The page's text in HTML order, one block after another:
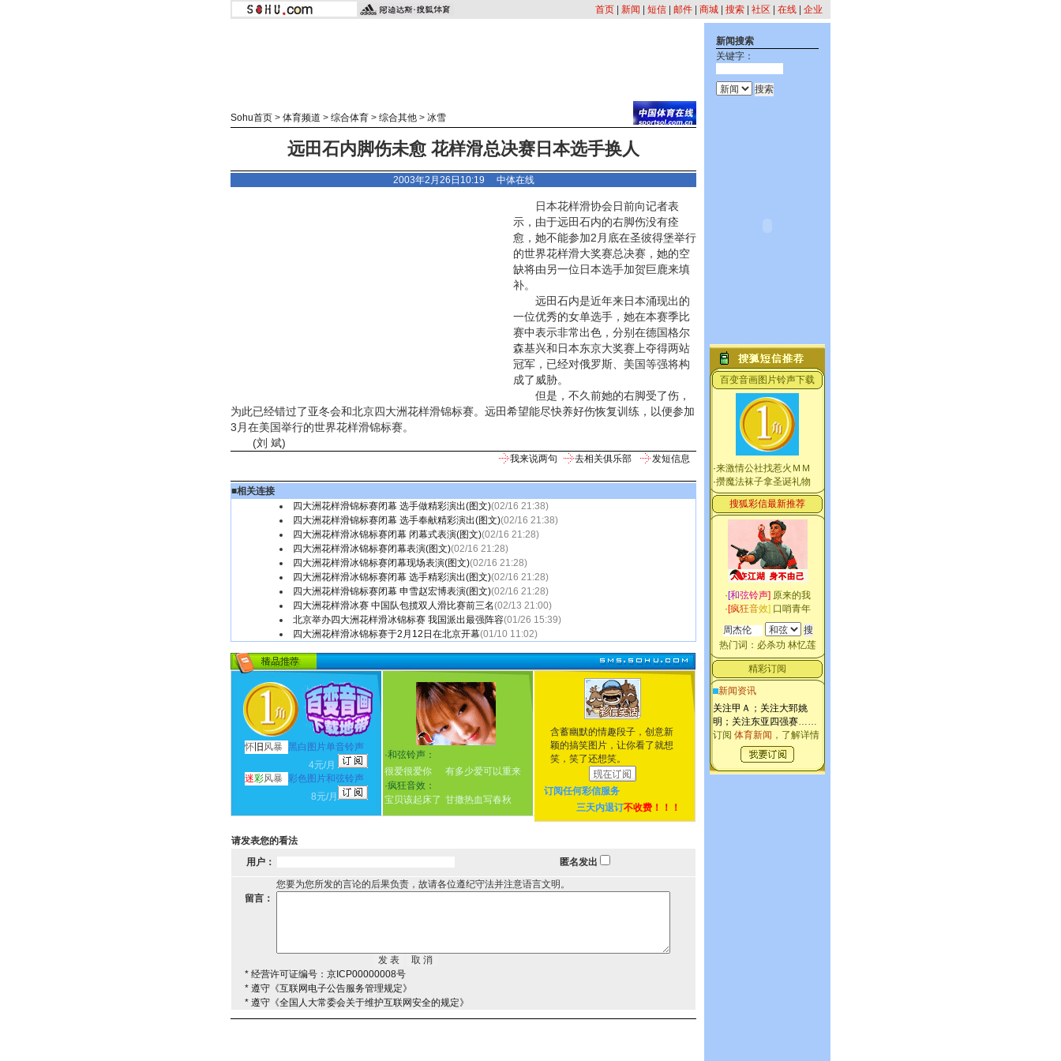
首页 新闻 短信 邮件 商城 搜索 社区 在线 企业
Sohu首页 > 体育频道 > 综合体育 > 综合其他 > 冰雪
远田石内脚伤未愈 花样滑总决赛日本选手换人
2003年2月26日10:19 中体在线
日本花样滑协会日前向记者表
示，由于远田石内的右脚伤没有痊
愈，她不能参加2月底在圣彼得堡举行
的世界花样滑大奖赛总决赛，她的空
缺将由另一位日本选手加贺巨鹿来填
补。
远田石内是近年来日本涌现出的
一位优秀的女单选手，她在本赛季比
赛中表示非常出色，分别在德国格尔
森基兴和日本东京大奖赛上夺得两站
冠军，已经对俄罗斯、美国等强将构
成了威胁。
但是，不久前她的右脚受了伤，
为此已经错过了亚冬会和北京四大洲花样滑锦标赛。远田希望能尽快养好伤恢复训练，以便参加
3月在美国举行的世界花样滑锦标赛。
(刘 斌)
我来说两句 去相关俱乐部 发短信息
■相关连接
四大洲花样滑锦标赛闭幕 选手做精彩演出(图文)(02/16 21:38)
四大洲花样滑锦标赛闭幕 选手奉献精彩演出(图文)(02/16 21:38)
四大洲花样滑冰锦标赛闭幕 闭幕式表演(图文)(02/16 21:28)
四大洲花样滑冰锦标赛闭幕表演(图文)(02/16 21:28)
四大洲花样滑冰锦标赛闭幕现场表演(图文)(02/16 21:28)
四大洲花样滑冰锦标赛闭幕 选手精彩演出(图文)(02/16 21:28)
四大洲花样滑锦标赛闭幕 申雪赵宏博表演(图文)(02/16 21:28)
四大洲花样滑冰赛 中国队包揽双人滑比赛前三名(02/13 21:00)
北京举办四大洲花样滑冰锦标赛 我国派出最强阵容(01/26 15:39)
四大洲花样滑冰锦标赛于2月12日在北京开幕(01/10 11:02)
怀 旧 风暴
黑白图片单音铃声
4元/月
迷彩风暴 彩色图片和弦铃声
8元/月
·和弦铃声：
很爱很爱你
有多少爱可以重来
·疯狂音效：
宝贝该起床了 甘撒热血写春秋
含蓄幽默的情趣段子，创意新
颖的搞笑图片，让你看了就想
笑，笑了还想笑。
订阅任何彩信服务
三天内退订不收费！！！
请发表您的看法
用户：
匿名发出
您要为您所发的言论的后果负责，故请各位遵纪守法并注意语言文明。
留言：
* 经营许可证编号：京ICP00000008号
* 遵守《互联网电子公告服务管理规定》
* 遵守《全国人大常委会关于维护互联网安全的规定》
新闻搜索
关键字：
百变音画图片铃声下载
·来激情公社找惹火ＭＭ
·攒魔法袜子拿圣诞礼物
搜狐彩信最新推荐
·[和弦铃声] 原来的我
·[疯狂音效] 口哨青年
热门词： 必杀功 林忆莲
精彩订阅
新闻资讯
关注甲Ａ；关注大郅姚
明；关注东亚四强赛……
订阅 体育新闻 ，了解详情